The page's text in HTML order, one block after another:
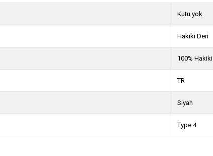
Kutu yok
Hakiki Deri
100% Hakiki
TR
Siyah
Type 4